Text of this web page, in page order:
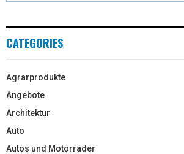
CATEGORIES
Agrarprodukte
Angebote
Architektur
Auto
Autos und Motorräder